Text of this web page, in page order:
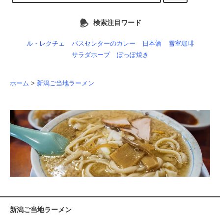
検索注目ワード
ル・レクチェ バスセンターのカレー 日本酒
雪室珈琲
サラダホープ
ぽっぽ焼き
ホーム > 新潟ご当地ラーメン
新潟ご当地ラーメン